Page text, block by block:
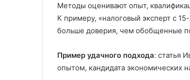
Методы оценивают опыт,
К примеру, «налоговый эксперт с
больше доверия, чем обобщенные
Пример удачного подхода: статья
опытом, кандидата экономических